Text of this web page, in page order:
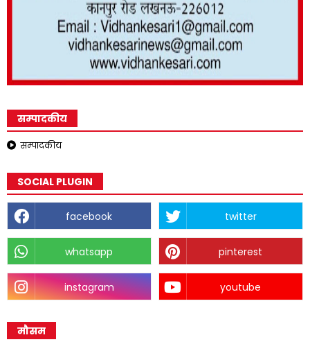
सम्पादकीय
सम्पादकीय
SOCIAL PLUGIN
facebook twitter
whatsapp pinterest
instagram youtube
मौसम